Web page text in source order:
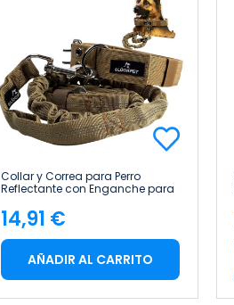
Collar y Correa para Perro
Reflectante con Enganche para
Precio
14,91 €
AÑADIR AL CARRITO